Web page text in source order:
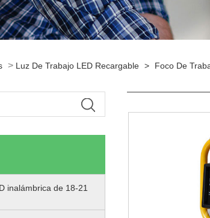
> Luz De Trabajo LED Recargable > Foco De
inalámbrica de 18-21